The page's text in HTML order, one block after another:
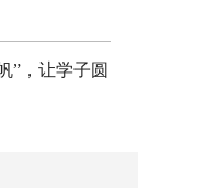
”，让学子圆